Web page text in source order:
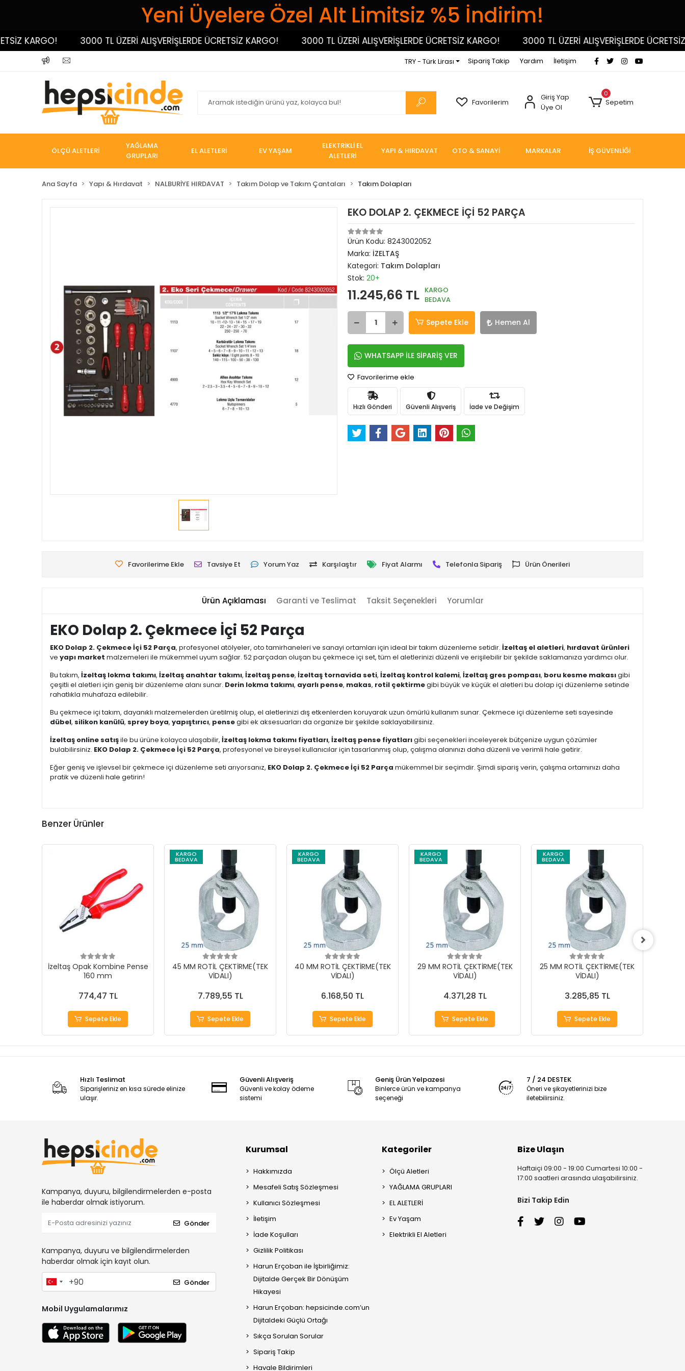
Yeni Üyelere Özel Alt Limitsiz %5 İndirim!
KARGO! 3000 TL ÜZERİ ALIŞVERİŞLERDE ÜCRETSİZ KARGO! 3000 TL ÜZERİ ALIŞVERİŞLERDE ÜCRETSİZ KARGO! 3000 TL ÜZERİ ALIŞVERİŞLERDE ÜCRETSİZ
TRY - Türk Lirası Sipariş Takip Yardım İletişim
Favorilerim
Giriş Yap
Üye Ol
0
Sepetim
ÖLÇÜ ALETLERİ
YAĞLAMA
GRUPLARI
EL ALETLERİ EV YAŞAM
ELEKTRİKLİ EL
ALETLERİ
YAPI & HIRDAVAT OTO & SANAYİ MARKALAR İŞ GÜVENLİĞİ
Ana Sayfa Yapı & Hırdavat NALBURİYE HIRDAVAT Takım Dolap ve Takım Çantaları Takım Dolapları
EKO DOLAP 2. ÇEKMECE İÇİ 52 PARÇA
Ürün Kodu: 8243002052
Marka: İZELTAŞ
Kategori: Takım Dolapları
Stok: 20+
11.245,66 TL KARGO
BEDAVA
Sepete Ekle Hemen Al
WHATSAPP İLE SİPARİŞ VER
Favorilerime ekle
Hızlı Gönderi Güvenli Alışveriş İade ve Değişim
Favorilerime Ekle Tavsiye Et Yorum Yaz Karşılaştır Fiyat Alarmı Telefonla Sipariş Ürün Önerileri
Ürün Açıklaması Garanti ve Teslimat Taksit Seçenekleri Yorumlar
EKO Dolap 2. Çekmece İçi 52 Parça
EKO Dolap 2. Çekmece İçi 52 Parça, profesyonel atölyeler, oto tamirhaneleri ve sanayi ortamları için ideal bir takım düzenleme setidir. İzeltaş el aletleri, hırdavat ürünleri
ve yapı market malzemeleri ile mükemmel uyum sağlar. 52 parçadan oluşan bu çekmece içi set, tüm el aletlerinizi düzenli ve erişilebilir bir şekilde saklamanıza yardımcı olur.
Bu takım, İzeltaş lokma takımı, İzeltaş anahtar takımı, İzeltaş pense, İzeltaş tornavida seti, İzeltaş kontrol kalemi, İzeltaş gres pompası, boru kesme makasıgibi
çeşitli el aletleri için geniş bir düzenleme alanı sunar. Derin lokma takımı, ayarlı pense, makas, rotil çektirmegibi büyük ve küçük el aletleri bu dolap içi düzenleme setinde
rahatlıkla muhafaza edilebilir.
Bu çekmece içi takım, dayanıklı malzemelerden üretilmiş olup, el aletlerinizi dış etkenlerden koruyarak uzun ömürlü kullanım sunar. Çekmece içi düzenleme seti sayesinde
dübel, silikon kanülü, sprey boya, yapıştırıcı, pensegibi ek aksesuarları da organize bir şekilde saklayabilirsiniz.
İzeltaş online satışile bu ürüne kolayca ulaşabilir, İzeltaş lokma takımı fiyatları, İzeltaş pense fiyatlarıgibi seçenekleri inceleyerek bütçenize uygun çözümler
bulabilirsiniz. EKO Dolap 2. Çekmece İçi 52 Parça, profesyonel ve bireysel kullanıcılar için tasarlanmış olup, çalışma alanınızı daha düzenli ve verimli hale getirir.
Eğer geniş ve işlevsel bir çekmece içi düzenleme seti arıyorsanız, EKO Dolap 2. Çekmece İçi 52 Parça mükemmel bir seçimdir. Şimdi sipariş verin, çalışma ortamınızı daha
pratik ve düzenli hale getirin!
Benzer Ürünler
İzeltaş Opak Kombine Pense
160 mm
774,47 TL
Sepete Ekle
KARGO
BEDAVA
45 MM ROTİL ÇEKTİRME(TEK
VİDALI)
7.789,55 TL
Sepete Ekle
KARGO
BEDAVA
40 MM ROTİL ÇEKTİRME(TEK
VİDALI)
6.168,50 TL
Sepete Ekle
KARGO
BEDAVA
29 MM ROTİL ÇEKTİRME(TEK
VİDALI)
4.371,28 TL
Sepete Ekle
KARGO
BEDAVA
25 MM ROTİL ÇEKTİRME(TEK
VİDALI)
3.285,85 TL
Sepete Ekle
Hızlı Teslimat
Siparişleriniz en kısa sürede elinize
ulaşır.
Güvenli Alışveriş
Güvenli ve kolay ödeme
sistemi
Geniş Ürün Yelpazesi
Binlerce ürün ve kampanya
seçeneği
7 / 24 DESTEK
Öneri ve şikayetlerinizi bize
iletebilirsiniz.
Kampanya, duyuru, bilgilendirmelerden e-posta
ile haberdar olmak istiyorum.
Gönder
Kampanya, duyuru ve bilgilendirmelerden
haberdar olmak için kayıt olun.
Gönder
Mobil Uygulamalarımız
Kurumsal
Hakkımızda
Mesafeli Satış Sözleşmesi
Kullanıcı Sözleşmesi
İletişim
İade Koşulları
Gizlilik Politikası
Harun Erçoban ile İşbirliğimiz:
Dijitalde Gerçek Bir Dönüşüm
Hikayesi
Harun Erçoban: hepsicinde.com’un
Dijitaldeki Güçlü Ortağı
Sıkça Sorulan Sorular
Sipariş Takip
Havale Bildirimleri
Kategoriler
Ölçü Aletleri
YAĞLAMA GRUPLARI
EL ALETLERİ
Ev Yaşam
Elektrikli El Aletleri
Bize Ulaşın
Haftaiçi 09:00 - 19:00 Cumartesi 10:00 -
17:00 saatleri arasında ulaşabilirsiniz.
Bizi Takip Edin